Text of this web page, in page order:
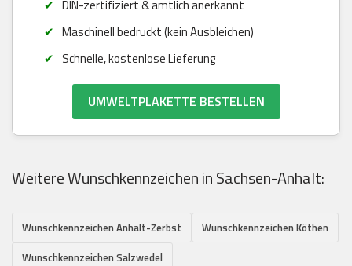
DIN-zertifiziert & amtlich anerkannt
Maschinell bedruckt (kein Ausbleichen)
Schnelle, kostenlose Lieferung
UMWELTPLAKETTE BESTELLEN
Weitere Wunschkennzeichen in Sachsen-Anhalt:
Wunschkennzeichen Anhalt-Zerbst
Wunschkennzeichen Köthen
Wunschkennzeichen Salzwedel